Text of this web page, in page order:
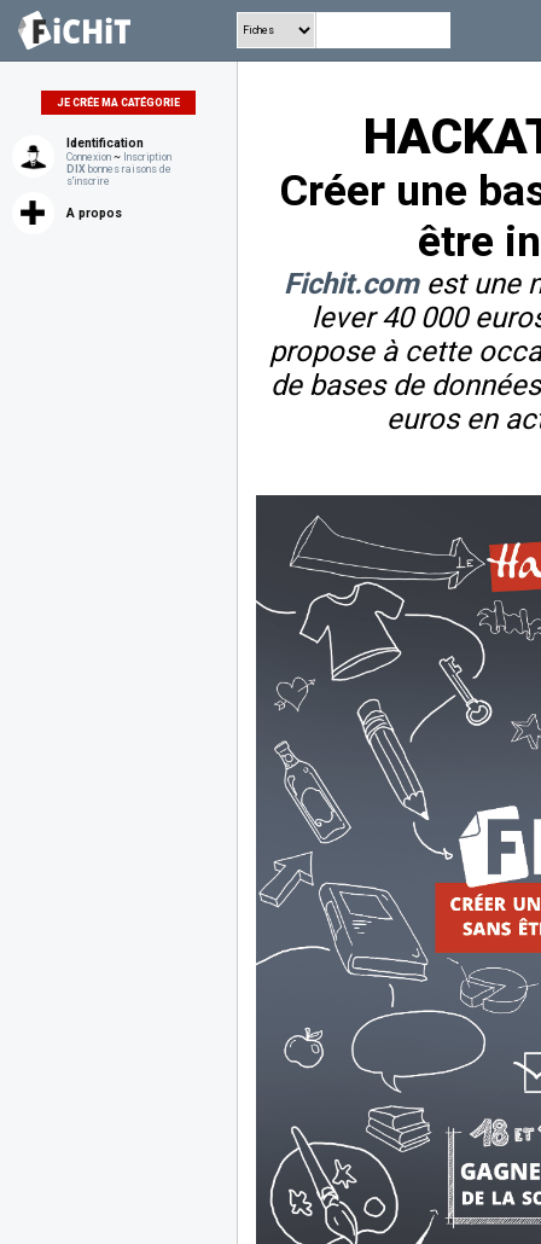
JE CRÉE MA CATÉGORIE
Identification
Connexion ~ Inscription
DIX bonnes raisons de
s'inscrire
A propos
Créer une
être
Fichit.comest une
lever 40 000
propose à cette
de bases de
euros en